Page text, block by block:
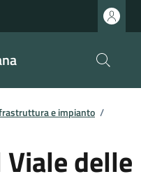
e impianto /
delle